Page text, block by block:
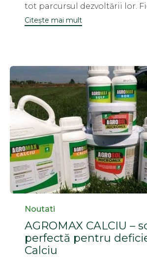
tot parcursul dezvoltării lor.
Citește mai mult
Category
Noutati
AGROMAX CALCIU –
perfectă pentru
Calciu